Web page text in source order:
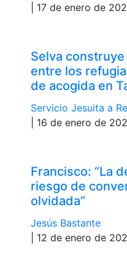
| 17 de enero de
Selva
entre los
de acogida en
Servicio Jesuita a
| 16 de enero de
Francisco: “La
riesgo de
olvidada”
Jesús Bastante
| 12 de enero de